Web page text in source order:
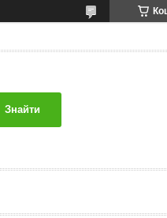
Знайти